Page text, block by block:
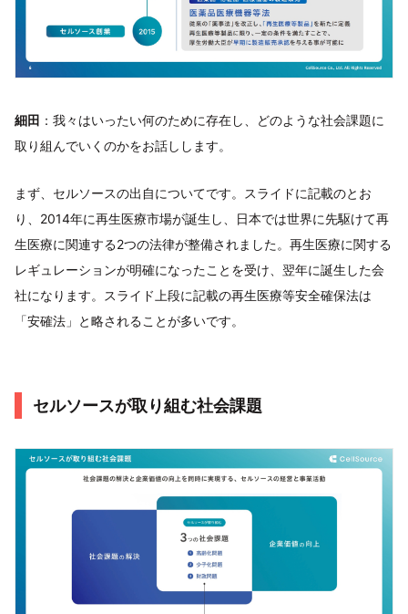
細田 ：我々はいったい何のために存在し、どのような社会課題に
取り組んでいくのかをお話しします。
まず、セルソースの出自についてです。スライドに記載のとお
り、2014年に再生医療市場が誕生し、日本では世界に先駆けて再
生医療に関連する2つの法律が整備されました。再生医療に関する
レギュレーションが明確になったことを受け、翌年に誕生した会
社になります。スライド上段に記載の再生医療等安全確保法は
「安確法」と略されることが多いです。
セルソースが取り組む社会課題